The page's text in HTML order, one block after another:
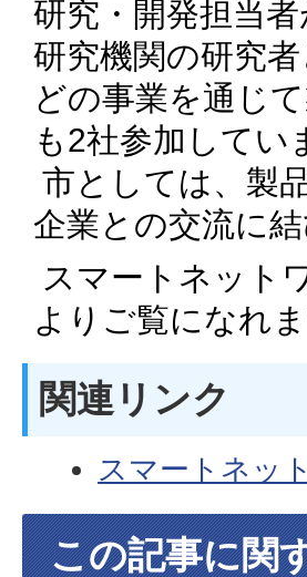
研究・開発担当
研究機関の研究
どの事業を通じ
も2社参加してい
市としては、製
企業との交流に
スマートネット
よりご覧になれま
関連リンク
スマートネッ
この記事に関